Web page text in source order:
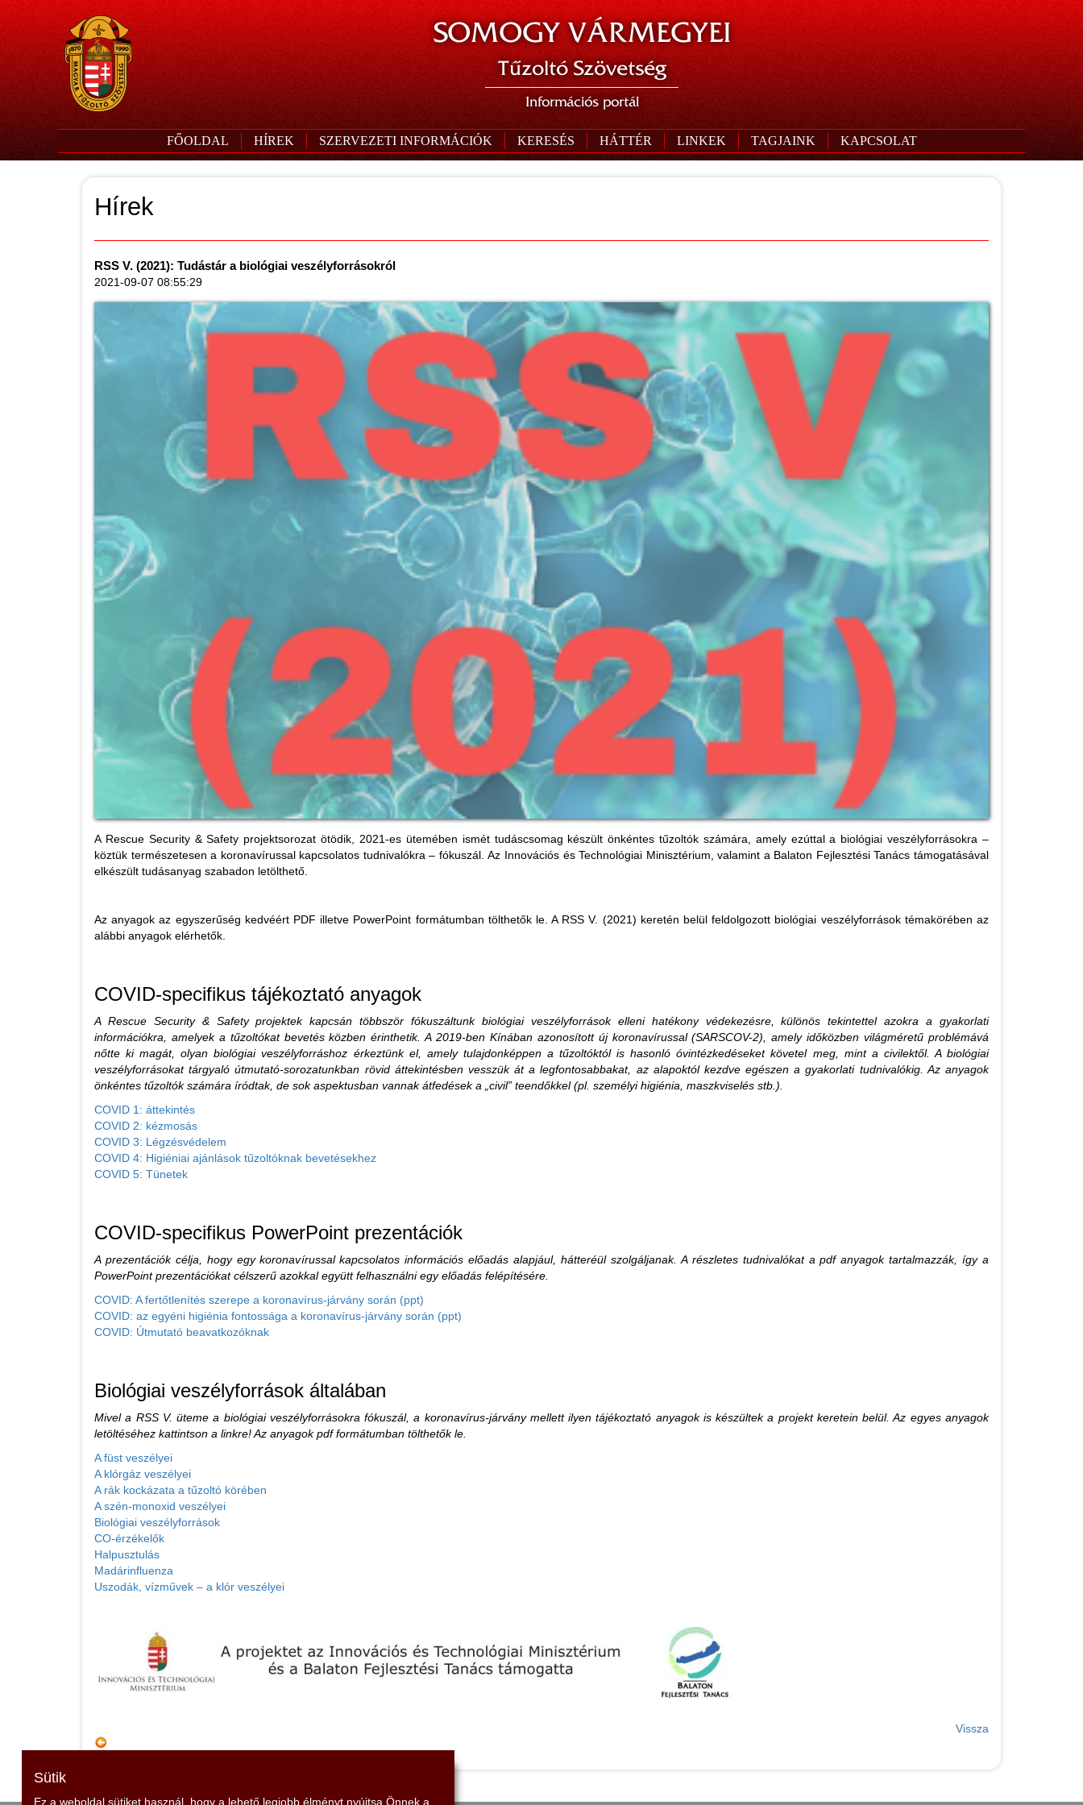
SOMOGY VÁRMEGYEI
Tűzoltó Szövetség
Információs portál
FŐOLDAL HÍREK SZERVEZETI INFORMÁCIÓK KERESÉS HÁTTÉR LINKEK TAGJAINK KAPCSOLAT
Hírek
RSS V. (2021): Tudástár a biológiai veszélyforrásokról
2021-09-07 08:55:29
A Rescue Security & Safety projektsorozat ötödik, 2021-es ütemében ismét tudáscsomag készült önkéntes tűzoltók számára, amely ezúttal a biológiai veszélyforrásokra –
köztük természetesen a koronavírussal kapcsolatos tudnivalókra – fókuszál. Az Innovációs és Technológiai Minisztérium, valamint a Balaton Fejlesztési Tanács támogatásával
elkészült tudásanyag szabadon letölthető.
Az anyagok az egyszerűség kedvéért PDF illetve PowerPoint formátumban tölthetők le. A RSS V. (2021) keretén belül feldolgozott biológiai veszélyforrások témakörében az
alábbi anyagok elérhetők.
COVID-specifikus tájékoztató anyagok
A Rescue Security & Safety projektek kapcsán többször fókuszáltunk biológiai veszélyforrások elleni hatékony védekezésre, különös tekintettel azokra a gyakorlati
információkra, amelyek a tűzoltókat bevetés közben érinthetik. A 2019-ben Kínában azonosított új koronavírussal (SARSCOV-2), amely időközben világméretű problémává
nőtte ki magát, olyan biológiai veszélyforráshoz érkeztünk el, amely tulajdonképpen a tűzoltóktól is hasonló óvintézkedéseket követel meg, mint a civilektől. A biológiai
veszélyforrásokat tárgyaló útmutató-sorozatunkban rövid áttekintésben vesszük át a legfontosabbakat, az alapoktól kezdve egészen a gyakorlati tudnivalókig. Az anyagok
önkéntes tűzoltók számára íródtak, de sok aspektusban vannak átfedések a „civil” teendőkkel (pl. személyi higiénia, maszkviselés stb.).
COVID 1: áttekintés
COVID 2: kézmosás
COVID 3: Légzésvédelem
COVID 4: Higiéniai ajánlások tűzoltóknak bevetésekhez
COVID 5: Tünetek
COVID-specifikus PowerPoint prezentációk
A prezentációk célja, hogy egy koronavírussal kapcsolatos információs előadás alapjául, hátteréül szolgáljanak. A részletes tudnivalókat a pdf anyagok tartalmazzák, így a
PowerPoint prezentációkat célszerű azokkal együtt felhasználni egy előadás felépítésére.
COVID: A fertőtlenítés szerepe a koronavírus-járvány során (ppt)
COVID: az egyéni higiénia fontossága a koronavírus-járvány során (ppt)
COVID: Útmutató beavatkozóknak
Biológiai veszélyforrások általában
Mivel a RSS V. üteme a biológiai veszélyforrásokra fókuszál, a koronavírus-járvány mellett ilyen tájékoztató anyagok is készültek a projekt keretein belül. Az egyes anyagok
letöltéséhez kattintson a linkre! Az anyagok pdf formátumban tölthetők le.
A füst veszélyei
A klórgáz veszélyei
A rák kockázata a tűzoltó körében
A szén-monoxid veszélyei
Biológiai veszélyforrások
CO-érzékelők
Halpusztulás
Madárinfluenza
Uszodák, vízművek – a klór veszélyei
Vissza
Sütik
Ez a weboldal sütiket használ, hogy a lehető legjobb élményt nyújtsa Önnek a